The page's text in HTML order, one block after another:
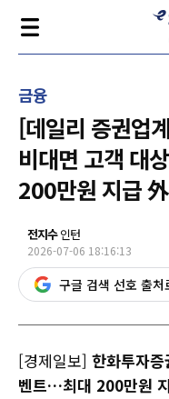
금융
[데일리 증권업
비대면 고객 대
200만원 지급 外
전지수인턴
2026-07-06 18:16:13
구글 검색 선호 출처
[경제일보]한화투자
벤트…최대 200만원